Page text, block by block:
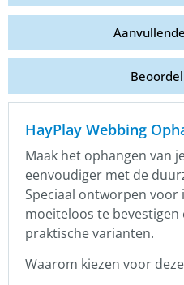
HayPlay Webbing
Maak het ophangen van
eenvoudiger met de
Speciaal ontworpen voor
moeiteloos te
praktische varianten.
Waarom kiezen voor